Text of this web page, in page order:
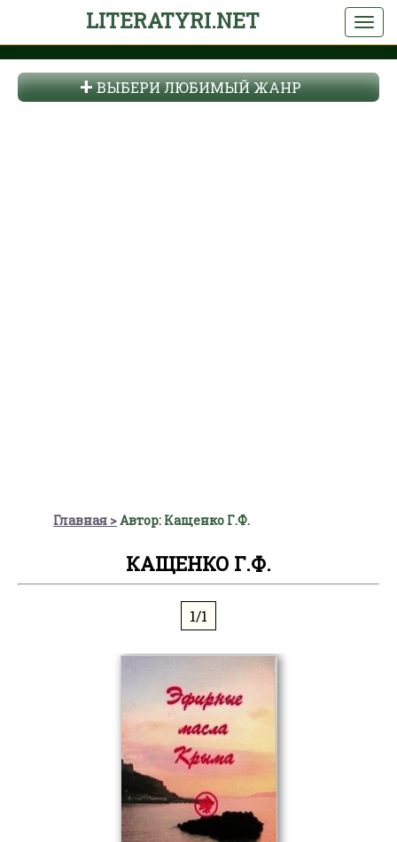
LITERATYRI.NET
ВЫБЕРИ ЛЮБИМЫЙ ЖАНР
Главная Автор: Кащенко Г.Ф.
КАЩЕНКО Г.Ф.
1/1